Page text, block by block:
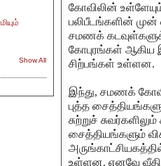
Show All
கோவிலின் உள்ளேயும்
பலிபீடங்களின் முன்
சமணக்
கோபுரங்கள் ஆகிய
சிற்பங்கள் உள்ளன.
இந்து, சமணக்
புத்த
சுற்றுச்
சைத்தியங்களும்
உள்ளன. எனவே